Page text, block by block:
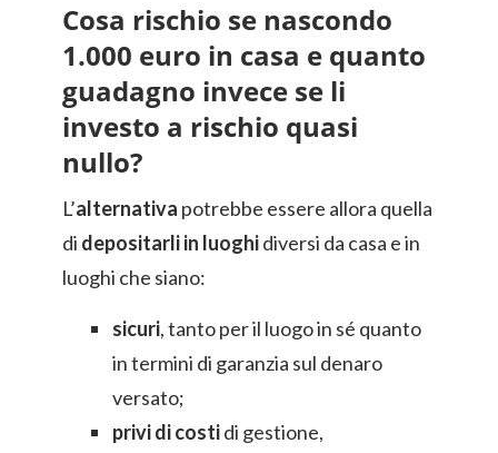
Cosa rischio se nascondo
1.000 euro in casa e quanto
guadagno invece se li
investo a rischio quasi
nullo?
L’alternativa potrebbe essere allora quella
di depositarli in luoghidiversi da casa e in
luoghi che siano:
sicuri, tanto per il luogo in sé quanto
in termini di garanzia sul denaro
versato;
privi di costidi gestione,